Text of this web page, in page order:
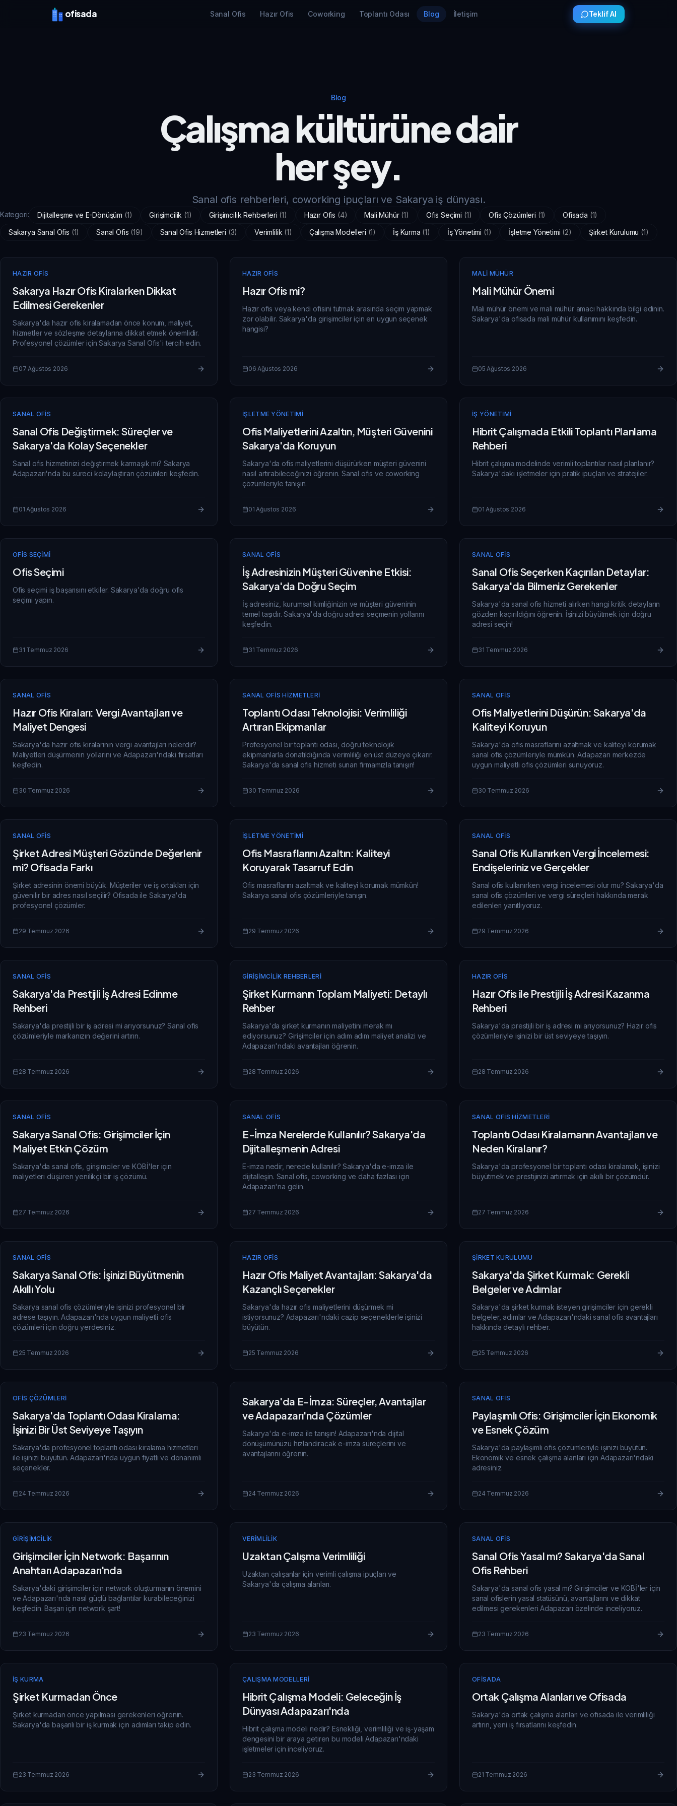
ofisada Sanal Ofis Hazır Ofis Coworking Toplantı Odası Blog İletişim Teklif Al
Blog
Çalışma kültürüne dair
her şey.
Sanal ofis rehberleri, coworking ipuçları ve Sakarya iş dünyası.
Kategori: Dijitalleşme ve E-Dönüşüm (1) Girişimcilik (1) Girişimcilik Rehberleri (1) Hazır Ofis (4) Mali Mühür (1) Ofis Seçimi (1) Ofis Çözümleri (1) Ofisada (1)
Sakarya Sanal Ofis (1) Sanal Ofis (19) Sanal Ofis Hizmetleri (3) Verimlilik (1) Çalışma Modelleri (1) İş Kurma (1) İş Yönetimi (1) İşletme Yönetimi (2) Şirket Kurulumu (1)
HAZIR OFIS
Sakarya Hazır Ofis Kiralarken Dikkat
Edilmesi Gerekenler
Sakarya'da hazır ofis kiralamadan önce konum, maliyet,
hizmetler ve sözleşme detaylarına dikkat etmek önemlidir.
Profesyonel çözümler için Sakarya Sanal Ofis'i tercih edin.
07 Ağustos 2026
HAZIR OFIS
Hazır Ofis mi?
Hazır ofis veya kendi ofisini tutmak arasında seçim yapmak
zor olabilir. Sakarya'da girişimciler için en uygun seçenek
hangisi?
06 Ağustos 2026
MALI MÜHÜR
Mali Mühür Önemi
Mali mühür önemi ve mali mühür amacı hakkında bilgi edinin.
Sakarya'da ofisada mali mühür kullanımını keşfedin.
05 Ağustos 2026
SANAL OFIS
Sanal Ofis Değiştirmek: Süreçler ve
Sakarya'da Kolay Seçenekler
Sanal ofis hizmetinizi değiştirmek karmaşık mı? Sakarya
Adapazarı'nda bu süreci kolaylaştıran çözümleri keşfedin.
01 Ağustos 2026
İŞLETME YÖNETIMI
Ofis Maliyetlerini Azaltın, Müşteri Güvenini
Sakarya'da Koruyun
Sakarya'da ofis maliyetlerini düşürürken müşteri güvenini
nasıl artırabileceğinizi öğrenin. Sanal ofis ve coworking
çözümleriyle tanışın.
01 Ağustos 2026
İŞ YÖNETIMI
Hibrit Çalışmada Etkili Toplantı Planlama
Rehberi
Hibrit çalışma modelinde verimli toplantılar nasıl planlanır?
Sakarya'daki işletmeler için pratik ipuçları ve stratejiler.
01 Ağustos 2026
OFIS SEÇIMI
Ofis Seçimi
Ofis seçimi iş başarısını etkiler. Sakarya'da doğru ofis
seçimi yapın.
31 Temmuz 2026
SANAL OFIS
İş Adresinizin Müşteri Güvenine Etkisi:
Sakarya'da Doğru Seçim
İş adresiniz, kurumsal kimliğinizin ve müşteri güveninin
temel taşıdır. Sakarya'da doğru adresi seçmenin yollarını
keşfedin.
31 Temmuz 2026
SANAL OFIS
Sanal Ofis Seçerken Kaçırılan Detaylar:
Sakarya'da Bilmeniz Gerekenler
Sakarya'da sanal ofis hizmeti alırken hangi kritik detayların
gözden kaçırıldığını öğrenin. İşinizi büyütmek için doğru
adresi seçin!
31 Temmuz 2026
SANAL OFIS
Hazır Ofis Kiraları: Vergi Avantajları ve
Maliyet Dengesi
Sakarya'da hazır ofis kiralarının vergi avantajları nelerdir?
Maliyetleri düşürmenin yollarını ve Adapazarı'ndaki fırsatları
keşfedin.
30 Temmuz 2026
SANAL OFIS HIZMETLERI
Toplantı Odası Teknolojisi: Verimliliği
Artıran Ekipmanlar
Profesyonel bir toplantı odası, doğru teknolojik
ekipmanlarla donatıldığında verimliliği en üst düzeye çıkarır.
Sakarya'da sanal ofis hizmeti sunan firmamızla tanışın!
30 Temmuz 2026
SANAL OFIS
Ofis Maliyetlerini Düşürün: Sakarya'da
Kaliteyi Koruyun
Sakarya'da ofis masraflarını azaltmak ve kaliteyi korumak
sanal ofis çözümleriyle mümkün. Adapazarı merkezde
uygun maliyetli ofis çözümleri sunuyoruz.
30 Temmuz 2026
SANAL OFIS
Şirket Adresi Müşteri Gözünde Değerlenir
mi? Ofisada Farkı
Şirket adresinin önemi büyük. Müşteriler ve iş ortakları için
güvenilir bir adres nasıl seçilir? Ofisada ile Sakarya'da
profesyonel çözümler.
29 Temmuz 2026
İŞLETME YÖNETIMI
Ofis Masraflarını Azaltın: Kaliteyi
Koruyarak Tasarruf Edin
Ofis masraflarını azaltmak ve kaliteyi korumak mümkün!
Sakarya sanal ofis çözümleriyle tanışın.
29 Temmuz 2026
SANAL OFIS
Sanal Ofis Kullanırken Vergi İncelemesi:
Endişeleriniz ve Gerçekler
Sanal ofis kullanırken vergi incelemesi olur mu? Sakarya'da
sanal ofis çözümleri ve vergi süreçleri hakkında merak
edilenleri yanıtlıyoruz.
29 Temmuz 2026
SANAL OFIS
Sakarya'da Prestijli İş Adresi Edinme
Rehberi
Sakarya'da prestijli bir iş adresi mi arıyorsunuz? Sanal ofis
çözümleriyle markanızın değerini artırın.
28 Temmuz 2026
GIRIŞIMCILIK REHBERLERI
Şirket Kurmanın Toplam Maliyeti: Detaylı
Rehber
Sakarya'da şirket kurmanın maliyetini merak mı
ediyorsunuz? Girişimciler için adım adım maliyet analizi ve
Adapazarı'ndaki avantajları öğrenin.
28 Temmuz 2026
HAZIR OFIS
Hazır Ofis ile Prestijli İş Adresi Kazanma
Rehberi
Sakarya'da prestijli bir iş adresi mi arıyorsunuz? Hazır ofis
çözümleriyle işinizi bir üst seviyeye taşıyın.
28 Temmuz 2026
SANAL OFIS
Sakarya Sanal Ofis: Girişimciler İçin
Maliyet Etkin Çözüm
Sakarya'da sanal ofis, girişimciler ve KOBİ'ler için
maliyetleri düşüren yenilikçi bir iş çözümü.
27 Temmuz 2026
SANAL OFIS
E-İmza Nerelerde Kullanılır? Sakarya'da
Dijitalleşmenin Adresi
E-imza nedir, nerede kullanılır? Sakarya'da e-imza ile
dijitalleşin. Sanal ofis, coworking ve daha fazlası için
Adapazarı'na gelin.
27 Temmuz 2026
SANAL OFIS HIZMETLERI
Toplantı Odası Kiralamanın Avantajları ve
Neden Kiralanır?
Sakarya'da profesyonel bir toplantı odası kiralamak, işinizi
büyütmek ve prestijinizi artırmak için akıllı bir çözümdür.
27 Temmuz 2026
SANAL OFIS
Sakarya Sanal Ofis: İşinizi Büyütmenin
Akıllı Yolu
Sakarya sanal ofis çözümleriyle işinizi profesyonel bir
adrese taşıyın. Adapazarı'nda uygun maliyetli ofis
çözümleri için doğru yerdesiniz.
25 Temmuz 2026
HAZIR OFIS
Hazır Ofis Maliyet Avantajları: Sakarya'da
Kazançlı Seçenekler
Sakarya'da hazır ofis maliyetlerini düşürmek mi
istiyorsunuz? Adapazarı'ndaki cazip seçeneklerle işinizi
büyütün.
25 Temmuz 2026
ŞIRKET KURULUMU
Sakarya'da Şirket Kurmak: Gerekli
Belgeler ve Adımlar
Sakarya'da şirket kurmak isteyen girişimciler için gerekli
belgeler, adımlar ve Adapazarı'ndaki sanal ofis avantajları
hakkında detaylı rehber.
25 Temmuz 2026
OFIS ÇÖZÜMLERI
Sakarya'da Toplantı Odası Kiralama:
İşinizi Bir Üst Seviyeye Taşıyın
Sakarya'da profesyonel toplantı odası kiralama hizmetleri
ile işinizi büyütün. Adapazarı'nda uygun fiyatlı ve donanımlı
seçenekler.
24 Temmuz 2026
Sakarya'da E-İmza: Süreçler, Avantajlar
ve Adapazarı'nda Çözümler
Sakarya'da e-imza ile tanışın! Adapazarı'nda dijital
dönüşümünüzü hızlandıracak e-imza süreçlerini ve
avantajlarını öğrenin.
24 Temmuz 2026
SANAL OFIS
Paylaşımlı Ofis: Girişimciler İçin Ekonomik
ve Esnek Çözüm
Sakarya'da paylaşımlı ofis çözümleriyle işinizi büyütün.
Ekonomik ve esnek çalışma alanları için Adapazarı'ndaki
adresiniz.
24 Temmuz 2026
GIRIŞIMCILIK
Girişimciler İçin Network: Başarının
Anahtarı Adapazarı'nda
Sakarya'daki girişimciler için network oluşturmanın önemini
ve Adapazarı'nda nasıl güçlü bağlantılar kurabileceğinizi
keşfedin. Başarı için network şart!
23 Temmuz 2026
VERIMLILIK
Uzaktan Çalışma Verimliliği
Uzaktan çalışanlar için verimli çalışma ipuçları ve
Sakarya'da çalışma alanları.
23 Temmuz 2026
SANAL OFIS
Sanal Ofis Yasal mı? Sakarya'da Sanal
Ofis Rehberi
Sakarya'da sanal ofis yasal mı? Girişimciler ve KOBİ'ler için
sanal ofislerin yasal statüsünü, avantajlarını ve dikkat
edilmesi gerekenleri Adapazarı özelinde inceliyoruz.
23 Temmuz 2026
İŞ KURMA
Şirket Kurmadan Önce
Şirket kurmadan önce yapılması gerekenleri öğrenin.
Sakarya'da başarılı bir iş kurmak için adımları takip edin.
23 Temmuz 2026
ÇALIŞMA MODELLERI
Hibrit Çalışma Modeli: Geleceğin İş
Dünyası Adapazarı'nda
Hibrit çalışma modeli nedir? Esnekliği, verimliliği ve iş-yaşam
dengesini bir araya getiren bu modeli Adapazarı'ndaki
işletmeler için inceliyoruz.
23 Temmuz 2026
OFISADA
Ortak Çalışma Alanları ve Ofisada
Sakarya'da ortak çalışma alanları ve ofisada ile verimliliği
artırın, yeni iş fırsatlarını keşfedin.
21 Temmuz 2026